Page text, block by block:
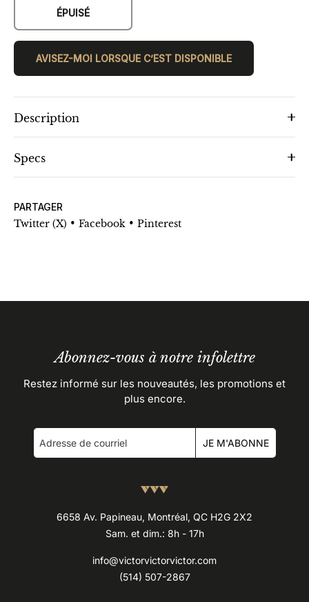
ÉPUISÉ
AVISEZ-MOI LORSQUE C’EST DISPONIBLE
Description
Specs
PARTAGER
Twitter (X) • Facebook • Pinterest
Abonnez-vous à notre infolettre
Restez informé sur les nouveautés, les promotions et
plus encore.
JE M'ABONNE
6658 Av. Papineau, Montréal, QC H2G 2X2
Sam. et dim.: 8h - 17h
info@victorvictorvictor.com
(514) 507-2867